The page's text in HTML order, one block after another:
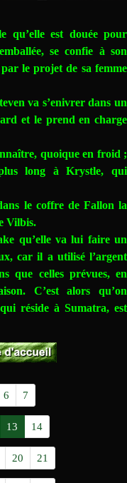
est douée pour
se confie à son
le projet de sa femme
va s’enivrer dans un
et le prend en charge
quoique en froid ;
long à Krystle, qui
le coffre de Fallon la
Vilbis.
qu’elle va lui faire un
car il a utilisé l’argent
que celles prévues, en
C’est alors qu’on
réside à Sumatra, est
6 7
13 14
20 21